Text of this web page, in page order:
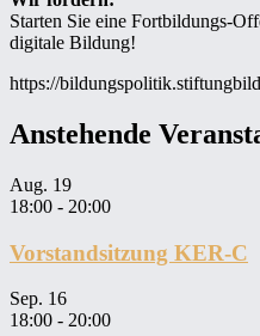
Starten Sie eine Fortbildungs-
digitale Bildung!
https://
Untergeordnet
Anstehende
Aug. 19
18:00 - 20:00
Vorstandsitzung KER-C
Sep. 16
18:00 - 20:00